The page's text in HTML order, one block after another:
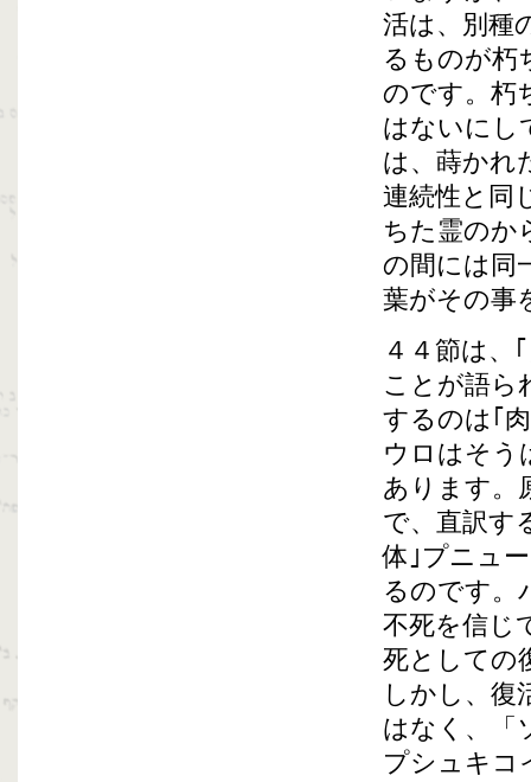
活は、別種
るものが朽
のです。朽
はないにし
は、蒔かれ
連続性と同
ちた霊のか
の間には同
葉がその事
４４節は、
ことが語ら
するのは｢
ウロはそう
あります。
で、直訳す
体｣プニュ
るのです。
不死を信じ
死としての
しかし、復
はなく、「
プシュキコ